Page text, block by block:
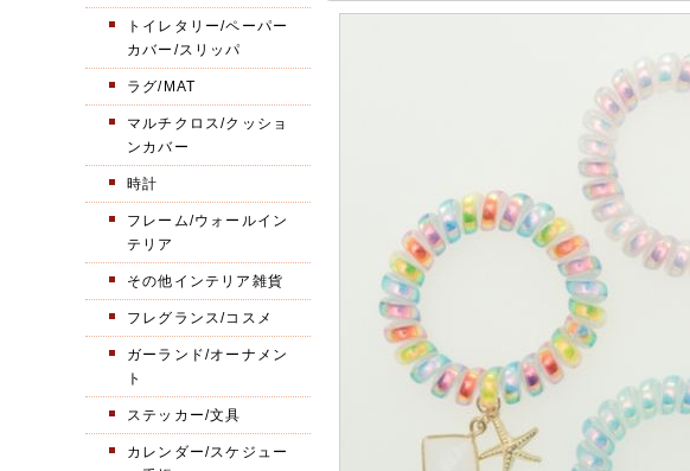
トイレタリー/ペーパー
カバー/スリッパ
ラグ/MAT
マルチクロス/クッショ
ンカバー
時計
フレーム/ウォールイン
テリア
その他インテリア雑貨
フレグランス/コスメ
ガーランド/オーナメン
ト
ステッカー/文具
カレンダー/スケジュー